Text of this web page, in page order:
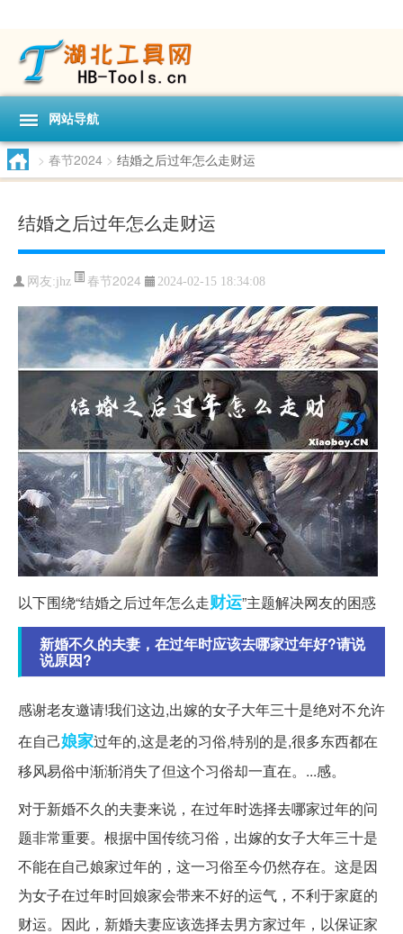
网站导航
> 春节2024 > 结婚之后过年怎么走财运
结婚之后过年怎么走财运
网友:jhz 春节2024 2024-02-15 18:34:08
以下围绕“结婚之后过年怎么走财运”主题解决网友的困惑
新婚不久的夫妻，在过年时应该去哪家过年好?请说
说原因?
感谢老友邀请!我们这边,出嫁的女子大年三十是绝对不允许
在自己娘家过年的,这是老的习俗,特别的是,很多东西都在
移风易俗中渐渐消失了但这个习俗却一直在。...感。
对于新婚不久的夫妻来说，在过年时选择去哪家过年的问
题非常重要。根据中国传统习俗，出嫁的女子大年三十是
不能在自己娘家过年的，这一习俗至今仍然存在。这是因
为女子在过年时回娘家会带来不好的运气，不利于家庭的
财运。因此，新婚夫妻应该选择去男方家过年，以保证家